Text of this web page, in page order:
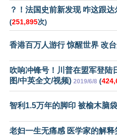
？！法国史前新发现 咋这跟
(251,895次)
香港百万人游行 惊醒世界 改
吹响冲锋号！川普在盟军登陆
图/中英全文/视频) 2019/6/8 (
智利1.5万年的脚印 被榆木脑
老妇一生无痛感 医学家的解释